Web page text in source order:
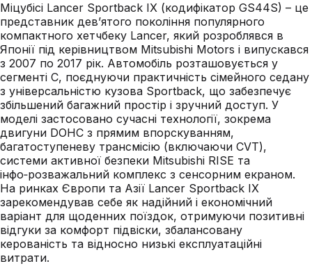
Міцубісі Lancer Sportback IX (кодифікатор GS44S) – це
представник дев’ятого покоління популярного
компактного хетчбеку Lancer, який розроблявся в
Японії під керівництвом Mitsubishi Motors і випускався
з 2007 по 2017 рік. Автомобіль розташовується у
сегменті C, поєднуючи практичність сімейного седану
з універсальністю кузова Sportback, що забезпечує
збільшений багажний простір і зручний доступ. У
моделі застосовано сучасні технології, зокрема
двигуни DOHC з прямим впорскуванням,
багатоступеневу трансмісію (включаючи CVT),
системи активної безпеки Mitsubishi RISE та
інфо‑розважальний комплекс з сенсорним екраном.
На ринках Європи та Азії Lancer Sportback IX
зарекомендував себе як надійний і економічний
варіант для щоденних поїздок, отримуючи позитивні
відгуки за комфорт підвіски, збалансовану
керованість та відносно низькі експлуатаційні
витрати.